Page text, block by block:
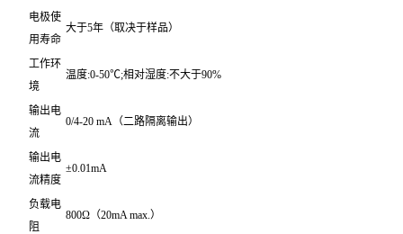
电极使
用寿命
大于5年（取决于样品）
工作环
境
温度:0-50℃;相对湿度:不大于90%
输出电
流
0/4-20 mA（二路隔离输出）
输出电
流精度
±0.01mA
负载电
阻
800Ω（20mA max.）